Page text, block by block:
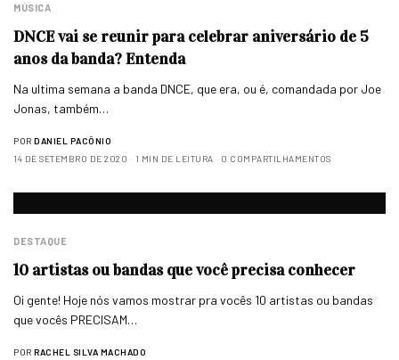
MÚSICA
DNCE vai se reunir para celebrar aniversário de 5
anos da banda? Entenda
Na ultima semana a banda DNCE, que era, ou é, comandada por Joe
Jonas, também…
POR DANIEL PACÔNIO
14 DE SETEMBRO DE 2020
1 MIN DE LEITURA 0 COMPARTILHAMENTOS
DESTAQUE
10 artistas ou bandas que você precisa conhecer
Oi gente! Hoje nós vamos mostrar pra vocês 10 artistas ou bandas
que vocês PRECISAM…
POR RACHEL SILVA MACHADO